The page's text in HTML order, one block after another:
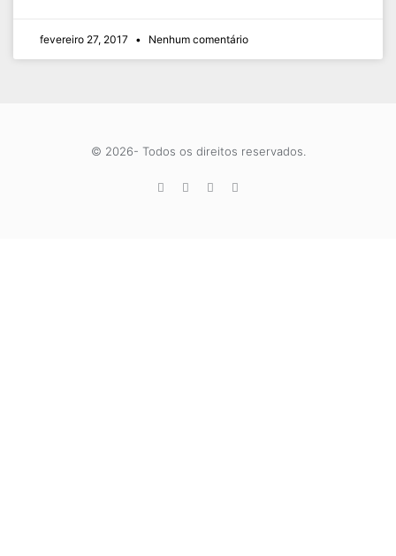
fevereiro 27, 2017 Nenhum comentário
© 2026- Todos os direitos reservados.